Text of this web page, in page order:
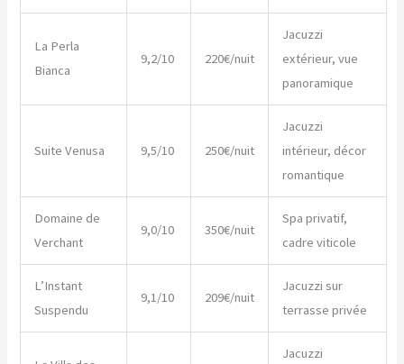
La Perla
Bianca
9,2/10 220€/nuit
Jacuzzi
extérieur, vue
panoramique
Suite Venusa 9,5/10 250€/nuit
Jacuzzi
intérieur, décor
romantique
Domaine de
Verchant
9,0/10 350€/nuit
Spa privatif,
cadre viticole
L’Instant
Suspendu
9,1/10 209€/nuit
Jacuzzi sur
terrasse privée
Jacuzzi